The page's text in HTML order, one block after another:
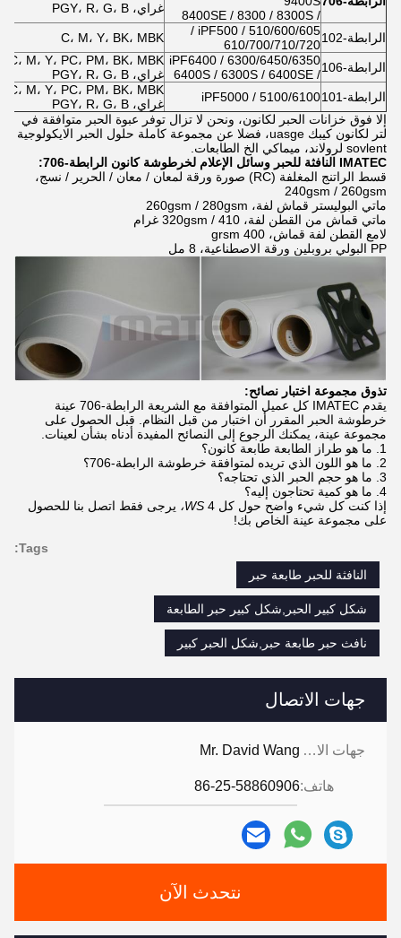
جهات الاتصال
جهات الاتصال: Mr. David Wang
هاتف:86-25-58860906
نتحدث الآن
/ 8400SE / 8300 / 8300S
غراي، PGY، R، G، B
الرابطة-102
iPF500 / 510/600/605 /
610/700/710/720
C، M، Y، BK، MBK
الرابطة-106
iPF6400 / 6300/6450/6350
/ 6400S / 6300S / 6400SE
غراي، PGY، R، G، B
الرابطة-101
iPF5000 / 5100/6100
غراي، PGY، R، G، B
إلا فوق خزانات الحبر لكانون، ونحن لا تزال توفر عبوة الحبر متوافقة في
لتر لكانون كيبك uasge، فضلا عن مجموعة كاملة حلول الحبر الايكولوجية
sovlent لرولاند، ميماكي الخ الطابعات.
IMATEC النافثة للحبر وسائل الإعلام لخرطوشة كانون الرابطة-706:
قسط الراتنج المغلفة (RC) صورة ورقة لمعان / معان / الحرير / نسج،
240gsm / 260gsm
ماتي البوليستر قماش لفة، 260gsm / 280gsm
ماتي قماش من القطن لفة، 320gsm / 410 غرام
لامع القطن لفة قماش، 400 grsm
PP البولي بروبلين ورقة الاصطناعية، 8 مل
تذوق مجموعة اختبار نصائح:
يقدم IMATEC كل عميل المتوافقة مع الشريعة الرابطة-706 عينة
خرطوشة الحبر المقرر أن اختبار من قبل النظام. قبل الحصول على
مجموعة عينة، يمكنك الرجوع إلى النصائح المفيدة أدناه بشأن لعينات.
1. ما هو طراز الطابعة طابعة كانون؟
2. ما هو اللون الذي تريده لمتوافقة خرطوشة الرابطة-706؟
3. ما هو حجم الحبر الذي تحتاجه؟
4. ما هو كمية تحتاجون إليه؟
إذا كنت كل شيء واضح حول كل 4
WS،
يرجى فقط اتصل بنا للحصول
على مجموعة عينة الخاص بك!
Tags:
النافثة للحبر طابعة حبر
شكل كبير الحبر,شكل كبير حبر الطابعة
نافث حبر طابعة حبر,شكل الحبر كبير